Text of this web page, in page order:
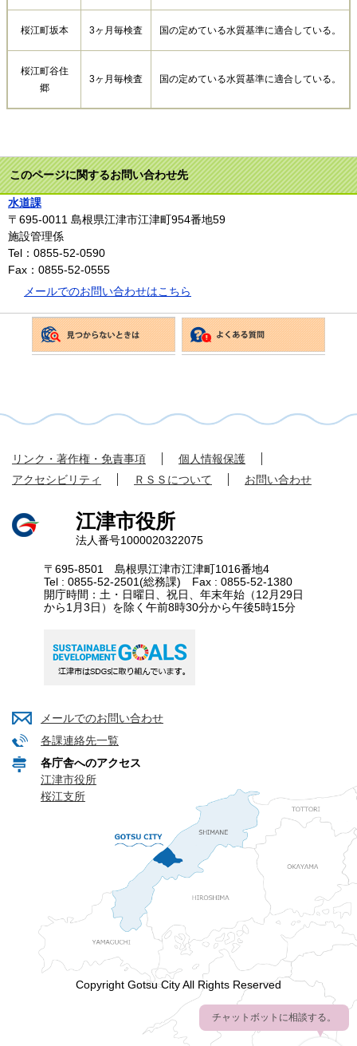
桜江町坂本 3ヶ月毎検査 国の定めている水質基準に適合している。
桜江町谷住
郷
3ヶ月毎検査 国の定めている水質基準に適合している。
このページに関するお問い合わせ先
水道課
〒695-0011 島根県江津市江津町954番地59
施設管理係
Tel：0855-52-0590
Fax：0855-52-0555
メールでのお問い合わせはこちら
リンク・著作権・免責事項
個人情報保護
アクセシビリティ
ＲＳＳについて お問い合わせ
江津市役所
法人番号1000020322075
〒695-8501 島根県江津市江津町1016番地4
Tel : 0855-52-2501(総務課) Fax : 0855-52-1380
開庁時間：土・日曜日、祝日、年末年始（12月29日
から1月3日）を除く午前8時30分から午後5時15分
メールでのお問い合わせ
各課連絡先一覧
各庁舎へのアクセス
江津市役所
桜江支所
Copyright Gotsu City All Rights Reserved
チャットボットに相談する。